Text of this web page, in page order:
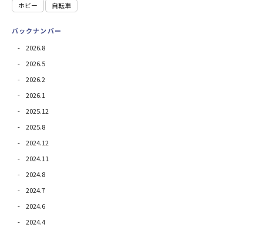
ホビー
自転車
バックナンバー
2026.8
2026.5
2026.2
2026.1
2025.12
2025.8
2024.12
2024.11
2024.8
2024.7
2024.6
2024.4